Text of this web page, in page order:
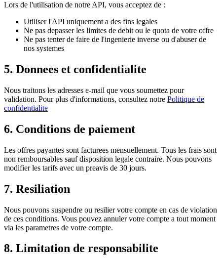
Lors de l'utilisation de notre API, vous acceptez de :
Utiliser l'API uniquement a des fins legales
Ne pas depasser les limites de debit ou le quota de votre offre
Ne pas tenter de faire de l'ingenierie inverse ou d'abuser de
nos systemes
5. Donnees et confidentialite
Nous traitons les adresses e-mail que vous soumettez pour
validation. Pour plus d'informations, consultez notre Politique de
confidentialite
6. Conditions de paiement
Les offres payantes sont facturees mensuellement. Tous les frais sont
non remboursables sauf disposition legale contraire. Nous pouvons
modifier les tarifs avec un preavis de 30 jours.
7. Resiliation
Nous pouvons suspendre ou resilier votre compte en cas de violation
de ces conditions. Vous pouvez annuler votre compte a tout moment
via les parametres de votre compte.
8. Limitation de responsabilite